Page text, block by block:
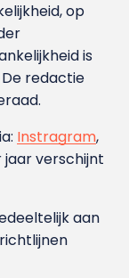
op
is
De redactie
Instragram,
jaar verschijnt
aan